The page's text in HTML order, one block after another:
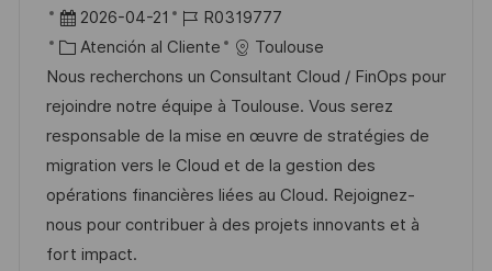
b
c
a
c
i
ó
n
F
e
c
h
a
d
e
p
u
2026-04-21
I
D
d
e
e
m
p
l
R0319777
C
a
t
e
g
o
r
í
Atención al Cliente
Toulouse
Nous recherchons un Consultant Cloud / FinOps pour
rejoindre notre équipe à Toulouse. Vous serez
responsable de la mise en œuvre de stratégies de
migration vers le Cloud et de la gestion des
opérations financières liées au Cloud. Rejoignez-
nous pour contribuer à des projets innovants et à
fort impact.